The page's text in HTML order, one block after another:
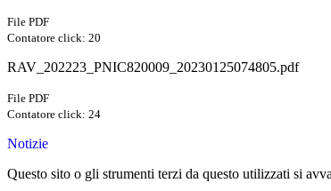
File PDF
Contatore click: 20
RAV_202223_PNIC820009_20230125074805.pdf
File PDF
Contatore click: 24
Notizie
Questo sito o gli strumenti terzi da questo utilizzati si